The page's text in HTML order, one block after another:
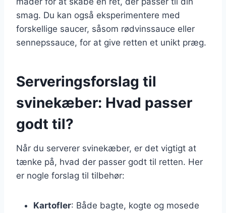
smag. Du kan også eksperimentere med
forskellige saucer, såsom rødvinssauce eller
sennepssauce, for at give retten et unikt præg.
Serveringsforslag til
svinekæber: Hvad passer
godt til?
Når du serverer svinekæber, er det vigtigt at
tænke på, hvad der passer godt til retten. Her
er nogle forslag til tilbehør:
Kartofler: Både bagte, kogte og mosede